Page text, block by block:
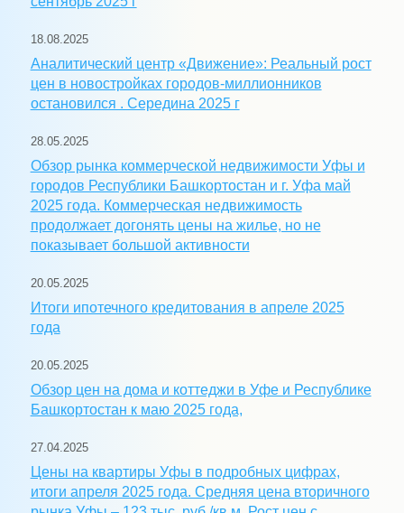
18.08.2025
Аналитический центр «Движение»: Реальный рост
цен в новостройках городов-миллионников
остановился . Середина 2025 г
28.05.2025
Обзор рынка коммерческой недвижимости Уфы и
городов Республики Башкортостан и г. Уфа май
2025 года. Коммерческая недвижимость
продолжает догонять цены на жилье, но не
показывает большой активности
20.05.2025
Итоги ипотечного кредитования в апреле 2025
года
20.05.2025
Обзор цен на дома и коттеджи в Уфе и Республике
Башкортостан к маю 2025 года,
27.04.2025
Цены на квартиры Уфы в подробных цифрах,
итоги апреля 2025 года. Средняя цена вторичного